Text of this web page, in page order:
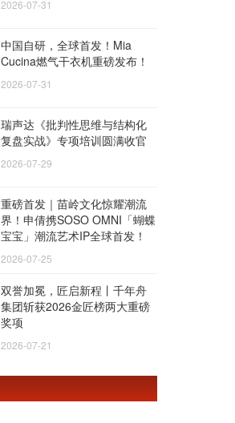
2026-07-31
中国自研，全球首发！Mia
Cucina燃气干衣机重磅发布！
2026-07-31
瑞声达《批判性思维与结构化
复盘实战》专项培训圆满收官
2026-07-29
重磅首发｜苗岭文化惊耀潮流
界！申倩携SOSO OMNI「蝴蝶
宝宝」潮流艺术IP全球首发！
2026-07-25
双誉加冕，匠启新程丨千年舟
集团斩获2026金匠榜两大重磅
奖项
2026-07-21